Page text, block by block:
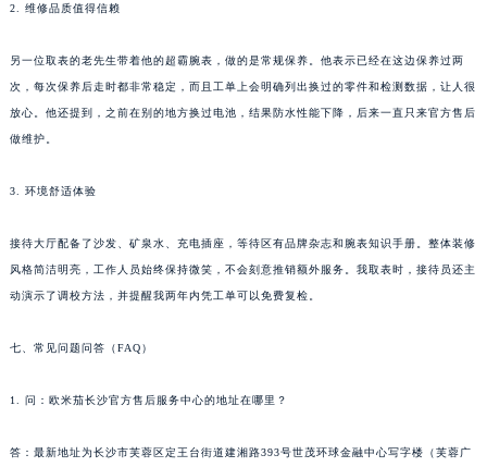
2. 维修品质值得信赖
另一位取表的老先生带着他的超霸腕表，做的是常规保养。他表示已经在这边保养过两
次，每次保养后走时都非常稳定，而且工单上会明确列出换过的零件和检测数据，让人很
放心。他还提到，之前在别的地方换过电池，结果防水性能下降，后来一直只来官方售后
做维护。
3. 环境舒适体验
接待大厅配备了沙发、矿泉水、充电插座，等待区有品牌杂志和腕表知识手册。整体装修
风格简洁明亮，工作人员始终保持微笑，不会刻意推销额外服务。我取表时，接待员还主
动演示了调校方法，并提醒我两年内凭工单可以免费复检。
七、常见问题问答（FAQ）
1. 问：欧米茄长沙官方售后服务中心的地址在哪里？
答：最新地址为长沙市芙蓉区定王台街道建湘路393号世茂环球金融中心写字楼（芙蓉广